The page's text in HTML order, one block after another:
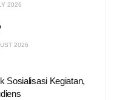
2026
2026
Sosialisasi Kegiatan,